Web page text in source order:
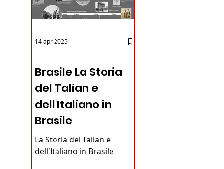
Brasile La Storia
del Talian e
dell'Italiano in
Brasile
La Storia del Talian e
dell'Italiano in Brasile
14 apr 2025